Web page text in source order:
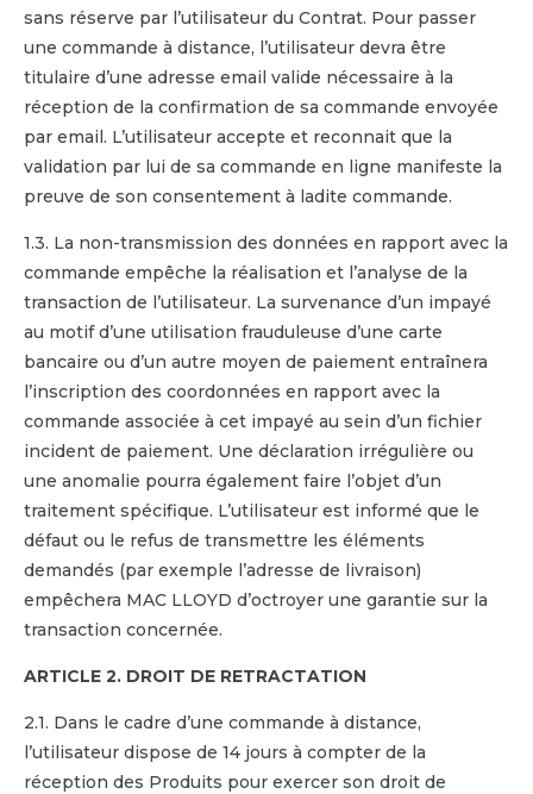
sans réserve par l’utilisateur du Contrat. Pour passer
une commande à distance, l’utilisateur devra être
titulaire d’une adresse email valide nécessaire à la
réception de la confirmation de sa commande envoyée
par email. L’utilisateur accepte et reconnait que la
validation par lui de sa commande en ligne manifeste la
preuve de son consentement à ladite commande.
1.3. La non-transmission des données en rapport avec la
commande empêche la réalisation et l’analyse de la
transaction de l’utilisateur. La survenance d’un impayé
au motif d’une utilisation frauduleuse d’une carte
bancaire ou d’un autre moyen de paiement entraînera
l’inscription des coordonnées en rapport avec la
commande associée à cet impayé au sein d’un fichier
incident de paiement. Une déclaration irrégulière ou
une anomalie pourra également faire l’objet d’un
traitement spécifique. L’utilisateur est informé que le
défaut ou le refus de transmettre les éléments
demandés (par exemple l’adresse de livraison)
empêchera MAC LLOYD d’octroyer une garantie sur la
transaction concernée.
ARTICLE 2. DROIT DE RETRACTATION
2.1. Dans le cadre d’une commande à distance,
l’utilisateur dispose de 14 jours à compter de la
réception des Produits pour exercer son droit de